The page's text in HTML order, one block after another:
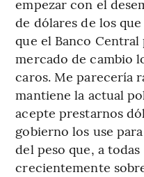
empezar con el
de dólares de los
que el Banco
mercado de cambio
caros. Me parecería
mantiene la actual
acepte prestarnos
gobierno los use
del peso que, a
crecientemente